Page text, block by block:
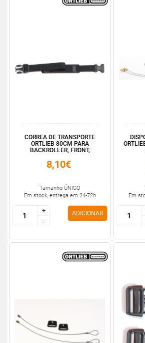
CORREA DE TRANSPORTE
ORTLIEB 80CM PARA
BACKROLLER, FRONT,
8,10€
Tamanho ÚNICO
Em stock, entrega em 24-72h
+
-
+
-
ADICIONAR
Em